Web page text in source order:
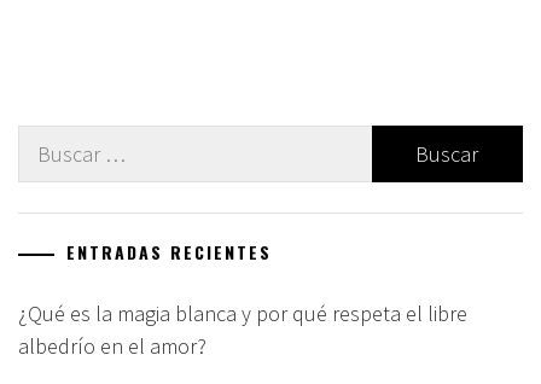
Buscar:
ENTRADAS RECIENTES
¿Qué es la magia blanca y por qué respeta el libre
albedrío en el amor?